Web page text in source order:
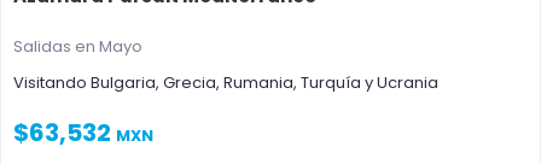
Salidas en Mayo
Visitando Bulgaria, Grecia, Rumania, Turquía yUcrania
$63,532 MXN